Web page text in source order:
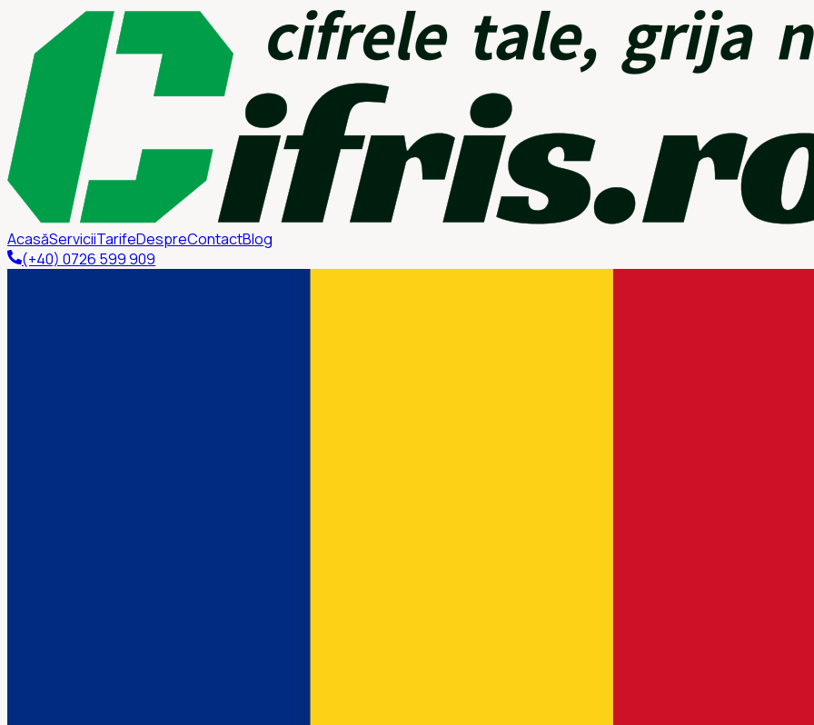
AcasăServiciiTarifeDespreContactBlog
(+40) 0726 599 909